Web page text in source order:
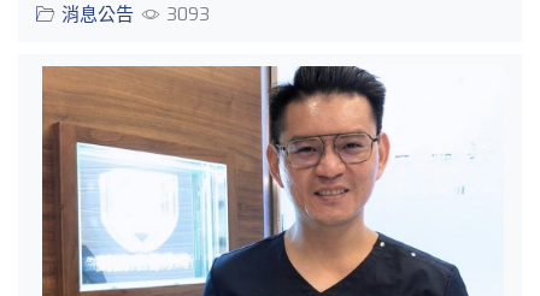
消息公告 3093